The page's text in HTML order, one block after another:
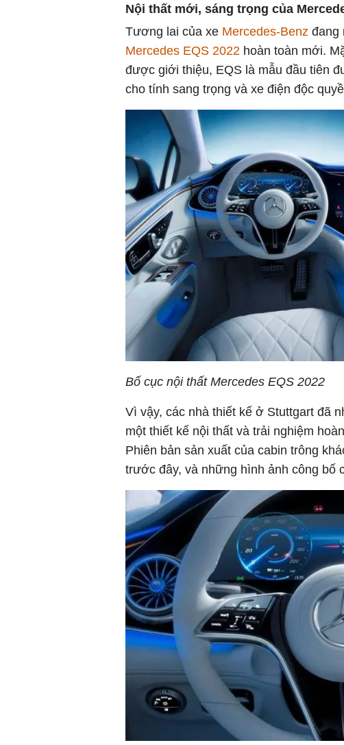
Nội thất mới, sáng trọng của
Tương lai của xe Mercedes-Benz đang
Mercedes EQS 2022 hoàn toàn mới.
được giới thiệu, EQS là mẫu đầu tiên
cho tính sang trọng và xe điện độc
Bố cục nội thất Mercedes EQS 2022
Vì vậy, các nhà thiết kế ở Stuttgart đã
một thiết kế nội thất và trải nghiệm
Phiên bản sản xuất của cabin trông
trước đây, và những hình ảnh công bố